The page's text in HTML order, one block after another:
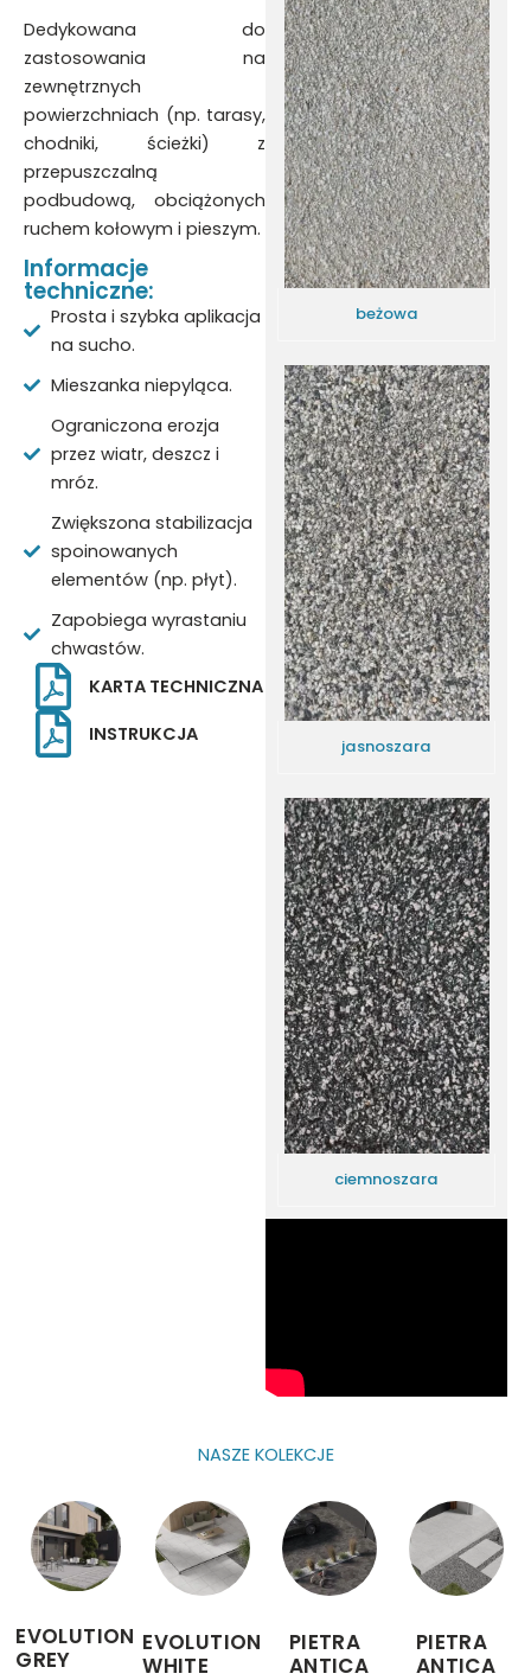
beżowa
jasnoszara
ciemnoszara
Dedykowana do
zastosowania na
zewnętrznych
powierzchniach (np. tarasy,
chodniki, ścieżki) z
przepuszczalną
podbudową, obciążonych
ruchem kołowym i pieszym.
Informacje
techniczne:
Prosta i szybka aplikacja
na sucho.
Mieszanka niepyląca.
Ograniczona erozja
przez wiatr, deszcz i
mróz.
Zwiększona stabilizacja
spoinowanych
elementów (np. płyt).
Zapobiega wyrastaniu
chwastów.
KARTA TECHNICZNA
INSTRUKCJA
NASZE KOLEKCJE
EVOLUTION
GREY
EVOLUTION
WHITE
PIETRA
ANTICA
PIETRA
ANTICA